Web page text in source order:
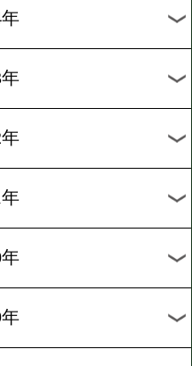
2020年
2019年
2018年